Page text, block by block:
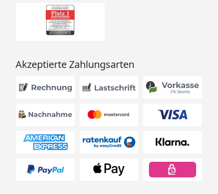
Akzeptierte Zahlungsarten